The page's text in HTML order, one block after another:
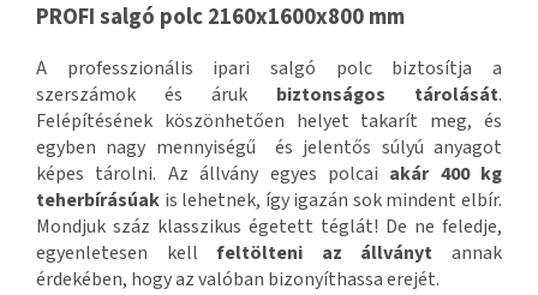
PROFI salgó polc 2160x1600x800 mm
A professzionális ipari salgó polc biztosítja a
szerszámok és áruk biztonságos tárolását.
Felépítésének köszönhetően helyet takarít meg, és
egyben nagy mennyiségű és jelentős súlyú anyagot
képes tárolni. Az állvány egyes polcai akár 400 kg
teherbírásúak is lehetnek, így igazán sok mindent elbír.
Mondjuk száz klasszikus égetett téglát! De ne feledje,
egyenletesen kellfeltölteni az állványt annak
érdekében, hogy az valóban bizonyíthassa erejét.